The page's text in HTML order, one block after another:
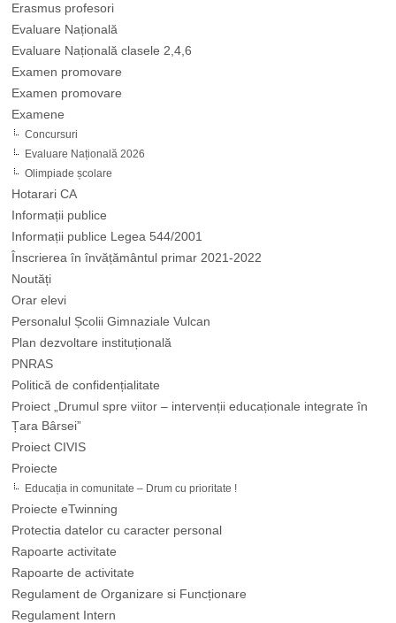
Erasmus profesori
Evaluare Națională
Evaluare Națională clasele 2,4,6
Examen promovare
Examen promovare
Examene
Concursuri
Evaluare Națională 2026
Olimpiade școlare
Hotarari CA
Informații publice
Informații publice Legea 544/2001
Înscrierea în învățământul primar 2021-2022
Noutăți
Orar elevi
Personalul Școlii Gimnaziale Vulcan
Plan dezvoltare instituțională
PNRAS
Politică de confidențialitate
Proiect „Drumul spre viitor – intervenții educaționale integrate în
Țara Bârsei”
Proiect CIVIS
Proiecte
Educația in comunitate – Drum cu prioritate !
Proiecte eTwinning
Protectia datelor cu caracter personal
Rapoarte activitate
Rapoarte de activitate
Regulament de Organizare si Funcționare
Regulament Intern